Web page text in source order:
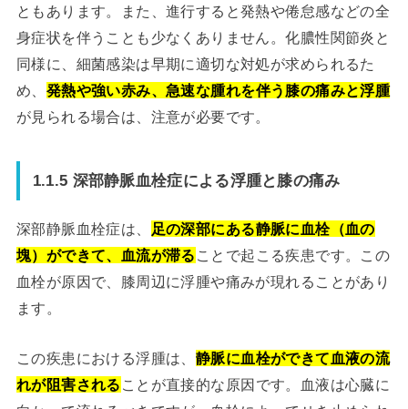
ともあります。また、進行すると発熱や倦怠感などの全
身症状を伴うことも少なくありません。化膿性関節炎と
同様に、細菌感染は早期に適切な対処が求められるた
め、 発熱や強い赤み、急速な腫れを伴う膝の痛みと浮腫
が見られる場合は、注意が必要です。
1.1.5 深部静脈血栓症による浮腫と膝の痛み
深部静脈血栓症は、
足の深部にある静脈に血栓（血の
塊）ができて、血流が滞る ことで起こる疾患です。この
血栓が原因で、膝周辺に浮腫や痛みが現れることがあり
ます。
この疾患における浮腫は、 静脈に血栓ができて血液の流
れが阻害される ことが直接的な原因です。血液は心臓に